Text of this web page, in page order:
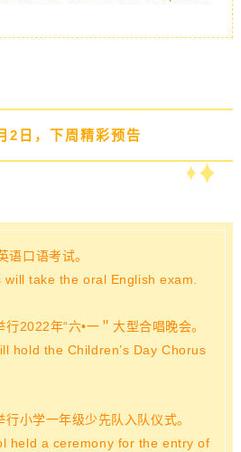
2日，下周精彩预告
语口语考试。
take the oral English exam.
2022年“六•一＂大型合唱晚会。
hold the Children’s Day Chorus
小学一年级少先队入队仪式。
held a ceremony for the entry of